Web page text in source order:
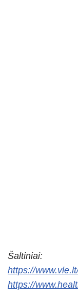
Šaltiniai:
https://
https://